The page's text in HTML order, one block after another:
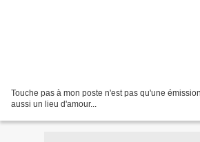
Touche pas à mon poste n'est pas qu'une
aussi un lieu d'amour...